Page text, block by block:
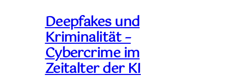
Deepfakes und
Kriminalität –
Cybercrime im
Zeitalter der KI